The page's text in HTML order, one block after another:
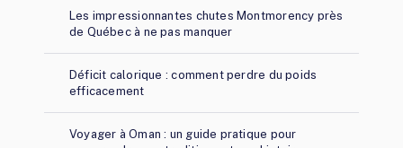
Les impressionnantes chutes Montmorency près
de Québec à ne pas manquer
Déficit calorique : comment perdre du poids
efficacement
Voyager à Oman : un guide pratique pour